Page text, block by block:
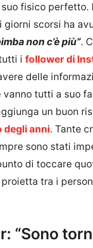
fisico perfetto.
giorni scorsi ha
non c’è più”.
i follower di
delle
tutti a suo
un buon
degli anni. Tante
sono stati
di toccare
tra i
“Sono